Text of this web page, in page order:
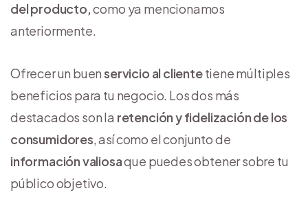
del producto,como ya mencionamos
anteriormente.
Ofrecer un buenservicio al clientetiene múltiples
beneficios para tu negocio. Los dos más
destacados son la retención y fidelizaciónde los
consumidores, así como el conjunto de
información valiosaque puedes obtener sobre tu
público objetivo.